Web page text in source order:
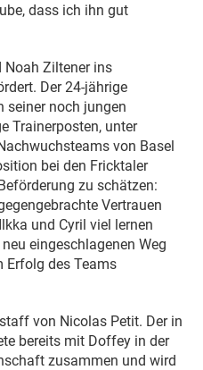
dass ich ihn gut
Noah Ziltener ins
Der 24-jährige
seiner noch jungen
Trainerposten, unter
von Basel
bei den Fricktaler
zu schätzen:
Vertrauen
und Cyril viel lernen
eingeschlagenen Weg
Erfolg des Teams
von Nicolas Petit. Der in
bereits mit Doffey in der
zusammen und wird